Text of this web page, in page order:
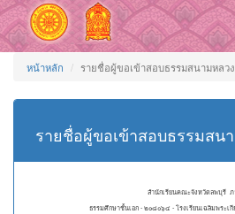
หน้าหลัก รายชื่อผู้ขอเข้าสอบธรรมสนามหลว
รายชื่อผู้ขอเข้าสอบธรรมส
สำนักเรียนคณะจังหวัดลพบุรี
ธรรมศึกษาชั้นเอก - ๒๐๘๐๖๔ - โรงเรียนเฉลิมพระเ